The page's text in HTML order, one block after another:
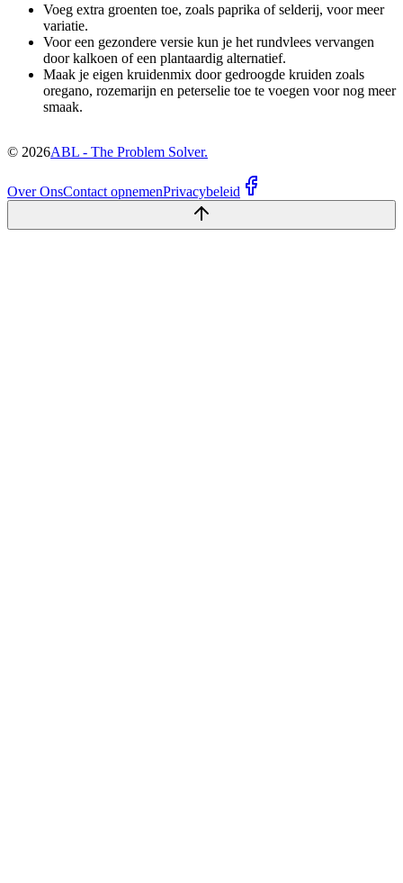
Voeg extra groenten toe, zoals paprika of selderij, voor meer
variatie.
Voor een gezondere versie kun je het rundvlees vervangen
door kalkoen of een plantaardig alternatief.
Maak je eigen kruidenmix door gedroogde kruiden zoals
oregano, rozemarijn en peterselie toe te voegen voor nog meer
smaak.
© 2026ABL - The Problem Solver.
Over OnsContact opnemenPrivacybeleid